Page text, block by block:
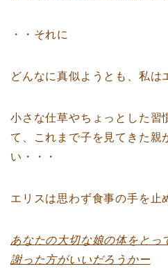
・・それに
どんなに真似ようとも、私は
小さな仕草やちょっとした習
て、これまで子を見てきた親
い・・・
エリスは思わず食事の手を止
あなたの大切な娘の体をとっ
謝った方がいいだろうかー